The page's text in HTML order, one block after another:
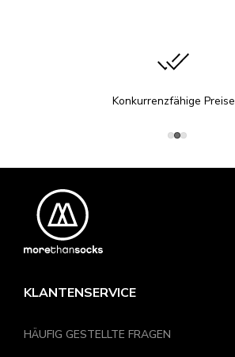
Konkurrenzfähige Preise
KLANTENSERVICE
HÄUFIG GESTELLTE FRAGEN